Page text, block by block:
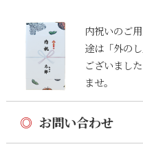
内祝いのご
途は「外の
ございまし
ませ。
◎ お問い合わせ